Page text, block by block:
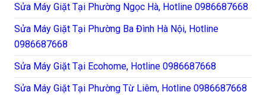
Sửa Máy Giặt Tại Phường Ngọc Hà, Hotline 0986687668
Sửa Máy Giặt Tại Phường Ba Đình Hà Nội, Hotline
0986687668
Sửa Máy Giặt Tại Ecohome, Hotline 0986687668
Sửa Máy Giặt Tại Phường Từ Liêm, Hotline 0986687668